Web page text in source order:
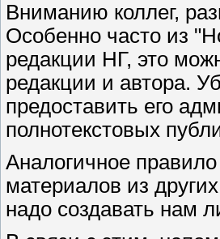
Вниманию коллег,
Особенно часто из
редакции НГ, это
редакции и автора.
предоставить его
полнотекстовых
Аналогичное
материалов из
надо создавать нам